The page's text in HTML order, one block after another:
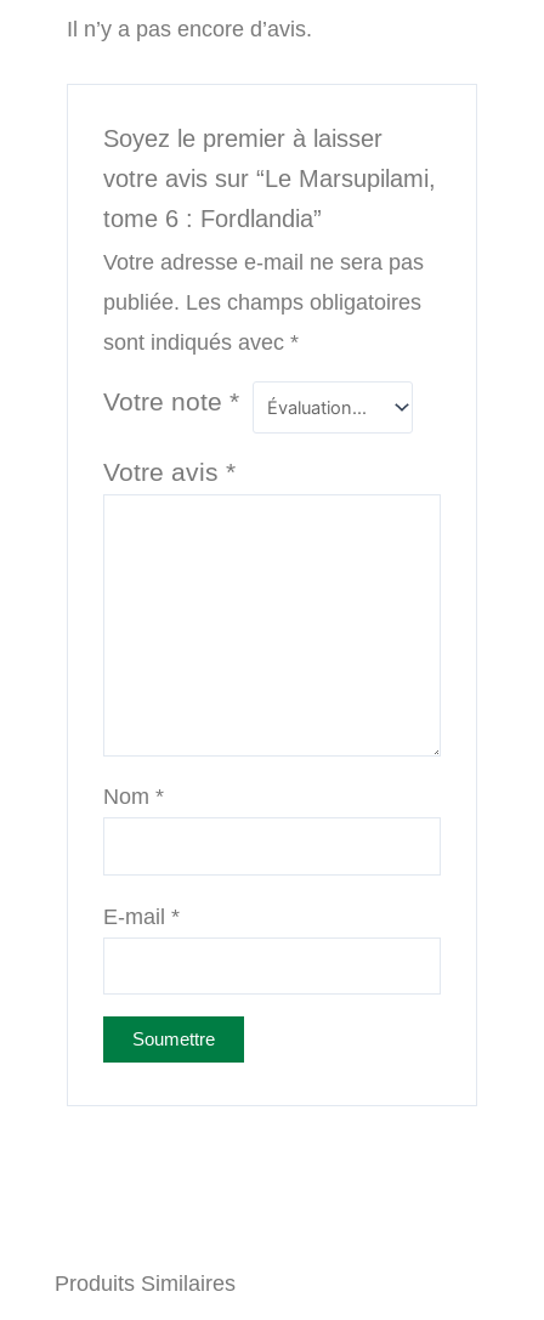
Il n’y a pas encore d’avis.
Soyez le premier à laisser
votre avis sur “Le Marsupilami,
tome 6 : Fordlandia”
Votre adresse e-mail ne sera pas
publiée. Les champs obligatoires
sont indiqués avec*
Votre note*
Votre avis*
Nom*
E-mail*
Produits Similaires